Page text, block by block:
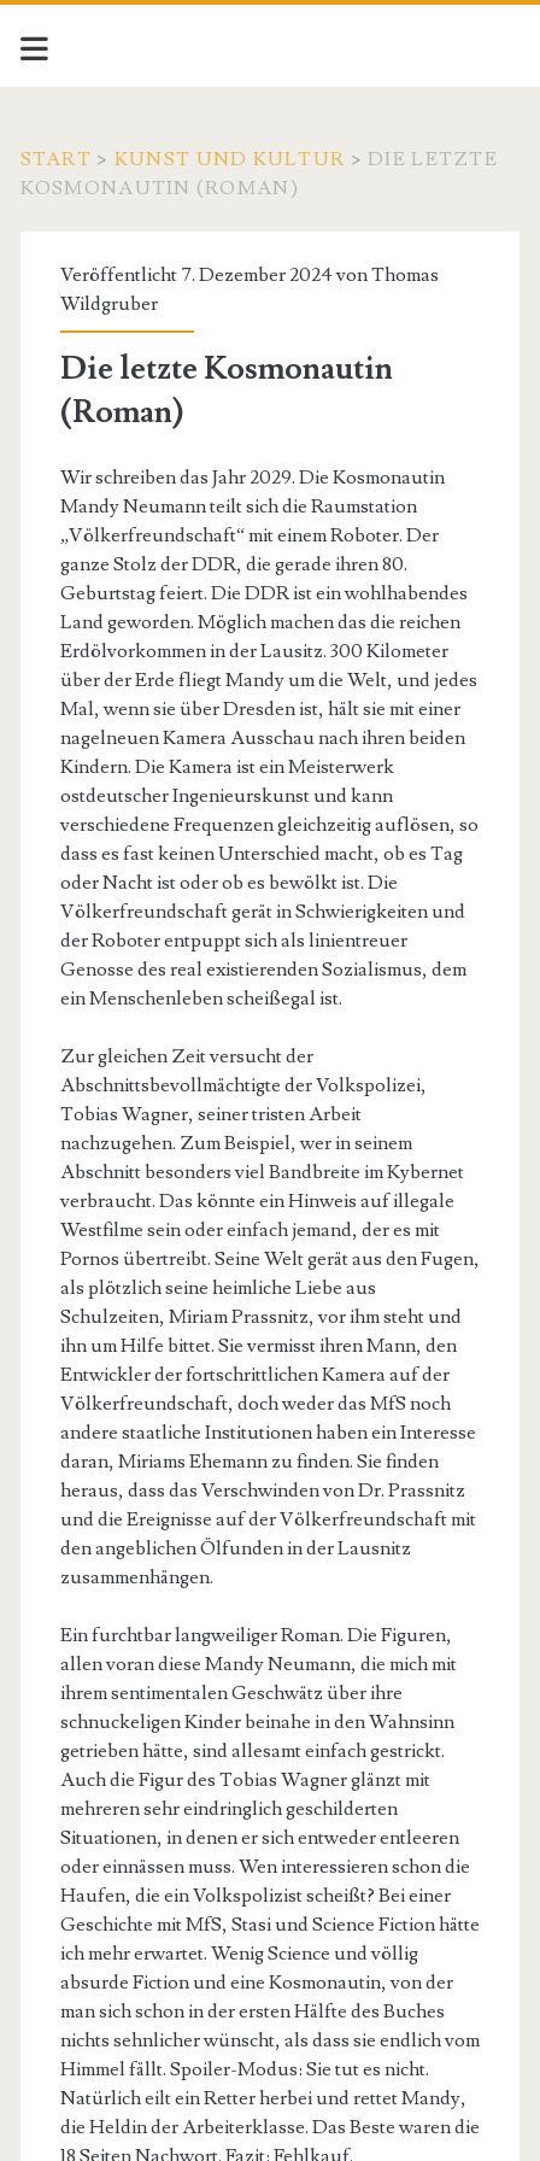
START > KUNST UND KULTUR >DIE LETZTE
KOSMONAUTIN (ROMAN)
Veröffentlicht 7. Dezember 2024 vonThomas
Wildgruber
Die letzte Kosmonautin
(Roman)
Wir schreiben das Jahr 2029. Die Kosmonautin
Mandy Neumann teilt sich die Raumstation
„Völkerfreundschaft“ mit einem Roboter. Der
ganze Stolz der DDR, die gerade ihren 80.
Geburtstag feiert. Die DDR ist ein wohlhabendes
Land geworden. Möglich machen das die reichen
Erdölvorkommen in der Lausitz. 300 Kilometer
über der Erde fliegt Mandy um die Welt, und jedes
Mal, wenn sie über Dresden ist, hält sie mit einer
nagelneuen Kamera Ausschau nach ihren beiden
Kindern. Die Kamera ist ein Meisterwerk
ostdeutscher Ingenieurskunst und kann
verschiedene Frequenzen gleichzeitig auflösen, so
dass es fast keinen Unterschied macht, ob es Tag
oder Nacht ist oder ob es bewölkt ist. Die
Völkerfreundschaft gerät in Schwierigkeiten und
der Roboter entpuppt sich als linientreuer
Genosse des real existierenden Sozialismus, dem
ein Menschenleben scheißegal ist.
Zur gleichen Zeit versucht der
Abschnittsbevollmächtigte der Volkspolizei,
Tobias Wagner, seiner tristen Arbeit
nachzugehen. Zum Beispiel, wer in seinem
Abschnitt besonders viel Bandbreite im Kybernet
verbraucht. Das könnte ein Hinweis auf illegale
Westfilme sein oder einfach jemand, der es mit
Pornos übertreibt. Seine Welt gerät aus den Fugen,
als plötzlich seine heimliche Liebe aus
Schulzeiten, Miriam Prassnitz, vor ihm steht und
ihn um Hilfe bittet. Sie vermisst ihren Mann, den
Entwickler der fortschrittlichen Kamera auf der
Völkerfreundschaft, doch weder das MfS noch
andere staatliche Institutionen haben ein Interesse
daran, Miriams Ehemann zu finden. Sie finden
heraus, dass das Verschwinden von Dr. Prassnitz
und die Ereignisse auf der Völkerfreundschaft mit
den angeblichen Ölfunden in der Lausnitz
zusammenhängen.
Ein furchtbar langweiliger Roman. Die Figuren,
allen voran diese Mandy Neumann, die mich mit
ihrem sentimentalen Geschwätz über ihre
schnuckeligen Kinder beinahe in den Wahnsinn
getrieben hätte, sind allesamt einfach gestrickt.
Auch die Figur des Tobias Wagner glänzt mit
mehreren sehr eindringlich geschilderten
Situationen, in denen er sich entweder entleeren
oder einnässen muss. Wen interessieren schon die
Haufen, die ein Volkspolizist scheißt? Bei einer
Geschichte mit MfS, Stasi und Science Fiction hätte
ich mehr erwartet. Wenig Science und völlig
absurde Fiction und eine Kosmonautin, von der
man sich schon in der ersten Hälfte des Buches
nichts sehnlicher wünscht, als dass sie endlich vom
Himmel fällt. Spoiler-Modus: Sie tut es nicht.
Natürlich eilt ein Retter herbei und rettet Mandy,
die Heldin der Arbeiterklasse. Das Beste waren die
18 Seiten Nachwort. Fazit: Fehlkauf.